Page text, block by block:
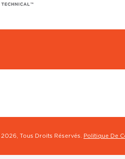
2026, Tous Droits Réservés. Politique De